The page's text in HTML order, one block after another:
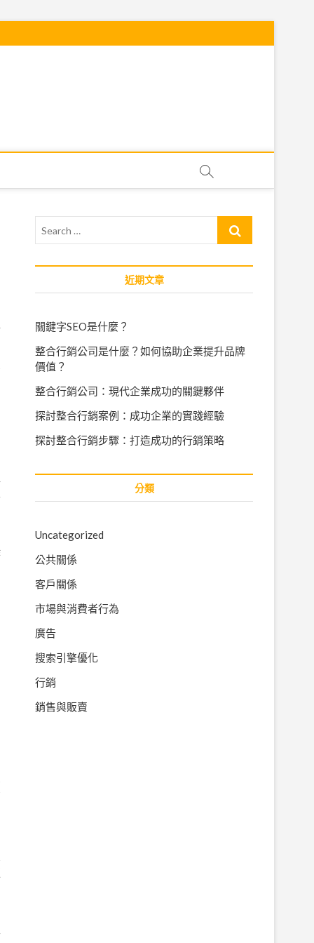
Search
近期文章
關鍵字SEO是什麼？
整合行銷公司是什麼？如何協助企業提升品牌
價值？
整合行銷公司：現代企業成功的關鍵夥伴
探討整合行銷案例：成功企業的實踐經驗
探討整合行銷步驟：打造成功的行銷策略
分類
Uncategorized
公共關係
客戶關係
市場與消費者行為
廣告
搜索引擎優化
行銷
銷售與販賣